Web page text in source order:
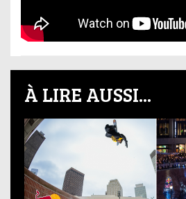
À LIRE AUSSI...